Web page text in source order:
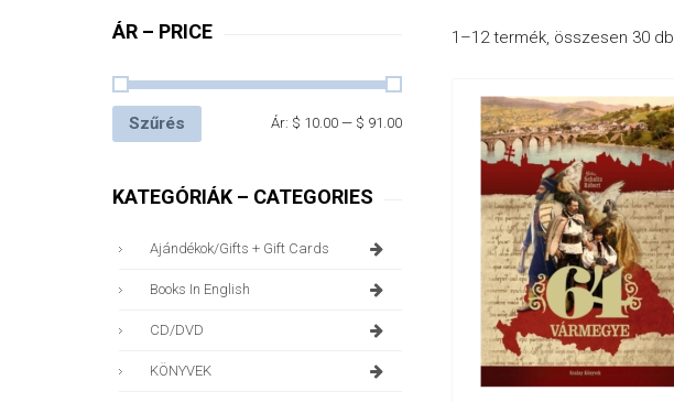
1–12 termék, összesen 30 db
ÁR – PRICE
Szűrés Ár: $ 10.00— $ 91.00
KATEGÓRIÁK – CATEGORIES
Ajándékok/gifts + Gift Cards
Books In English
CD/DVD
KÖNYVEK